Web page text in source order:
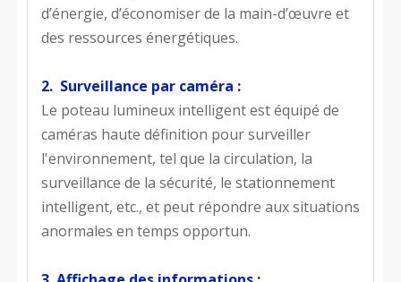
d’énergie, d’économiser de la main-d’œuvre et
des ressources énergétiques.
2. Surveillance par caméra :
Le poteau lumineux intelligent est équipé de
caméras haute définition pour surveiller
l'environnement, tel que la circulation, la
surveillance de la sécurité, le stationnement
intelligent, etc., et peut répondre aux situations
anormales en temps opportun.